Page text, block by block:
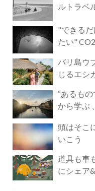
ルトラベ
"できる
たい"
バリ島ウ
じるエシ
“あるも
から学ぶ
頭はそこ
いこう
道具も車
にシェア